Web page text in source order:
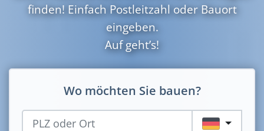
finden! Einfach Postleitzahl oder Bauort
eingeben.
Auf geht’s!
Wo möchten Sie bauen?
DE